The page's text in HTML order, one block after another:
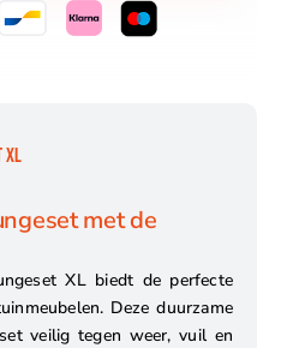
XL
met de
XL biedt de perfecte
Deze duurzame
veilig tegen weer, vuil en